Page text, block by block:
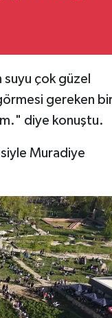
çok güzel
gereken
diye konuştu.
Muradiye